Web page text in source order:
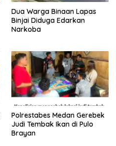
Dua Warga Binaan Lapas
Binjai Diduga Edarkan
Narkoba
Polrestabes Medan Gerebek
Judi Tembak Ikan di Pulo
Brayan